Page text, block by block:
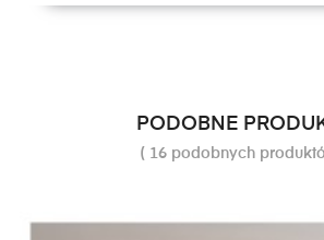
PODOBNE
( 16 podobnych